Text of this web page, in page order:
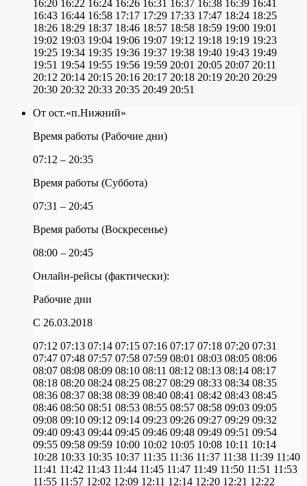
16:20 16:22 16:24 16:26 16:31 16:37 16:38 16:39 16:41
16:43 16:44 16:58 17:17 17:29 17:33 17:47 18:24 18:25
18:26 18:29 18:37 18:46 18:57 18:58 18:59 19:00 19:01
19:02 19:03 19:04 19:06 19:07 19:12 19:18 19:19 19:23
19:25 19:34 19:35 19:36 19:37 19:38 19:40 19:43 19:49
19:51 19:54 19:55 19:56 19:59 20:01 20:05 20:07 20:11
20:12 20:14 20:15 20:16 20:17 20:18 20:19 20:20 20:29
20:30 20:32 20:33 20:35 20:49 20:51
От ост.«п.Нижний»
Время работы (Рабочие дни)
07:12 – 20:35
Время работы (Суббота)
07:31 – 20:45
Время работы (Воскресенье)
08:00 – 20:45
Онлайн-рейсы (фактически):
Рабочие дни
C 26.03.2018
07:12 07:13 07:14 07:15 07:16 07:17 07:18 07:20 07:31
07:47 07:48 07:57 07:58 07:59 08:01 08:03 08:05 08:06
08:07 08:08 08:09 08:10 08:11 08:12 08:13 08:14 08:17
08:18 08:20 08:24 08:25 08:27 08:29 08:33 08:34 08:35
08:36 08:37 08:38 08:39 08:40 08:41 08:42 08:43 08:45
08:46 08:50 08:51 08:53 08:55 08:57 08:58 09:03 09:05
09:08 09:10 09:12 09:14 09:23 09:26 09:27 09:29 09:32
09:40 09:43 09:44 09:45 09:46 09:48 09:49 09:51 09:54
09:55 09:58 09:59 10:00 10:02 10:05 10:08 10:11 10:14
10:28 10:33 10:35 10:37 11:35 11:36 11:37 11:38 11:39 11:40
11:41 11:42 11:43 11:44 11:45 11:47 11:49 11:50 11:51 11:53
11:55 11:57 12:02 12:09 12:11 12:14 12:20 12:21 12:22